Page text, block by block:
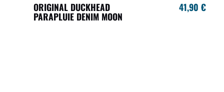
ORIGINAL DUCKHEAD
PARAPLUIE DENIM MOON
41,90 €